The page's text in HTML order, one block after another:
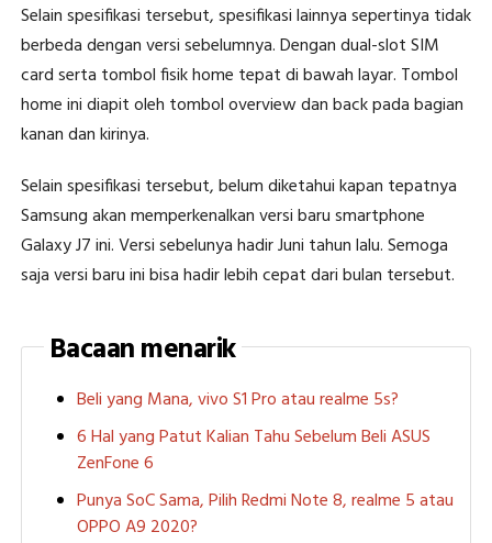
Selain spesifikasi tersebut, spesifikasi lainnya sepertinya tidak
berbeda dengan versi sebelumnya. Dengan dual-slot SIM
card serta tombol fisik home tepat di bawah layar. Tombol
home ini diapit oleh tombol overview dan back pada bagian
kanan dan kirinya.
Selain spesifikasi tersebut, belum diketahui kapan tepatnya
Samsung akan memperkenalkan versi baru smartphone
Galaxy J7 ini. Versi sebelunya hadir Juni tahun lalu. Semoga
saja versi baru ini bisa hadir lebih cepat dari bulan tersebut.
Bacaan menarik
Beli yang Mana, vivo S1 Pro atau realme 5s?
6 Hal yang Patut Kalian Tahu Sebelum Beli ASUS
ZenFone 6
Punya SoC Sama, Pilih Redmi Note 8, realme 5 atau
OPPO A9 2020?